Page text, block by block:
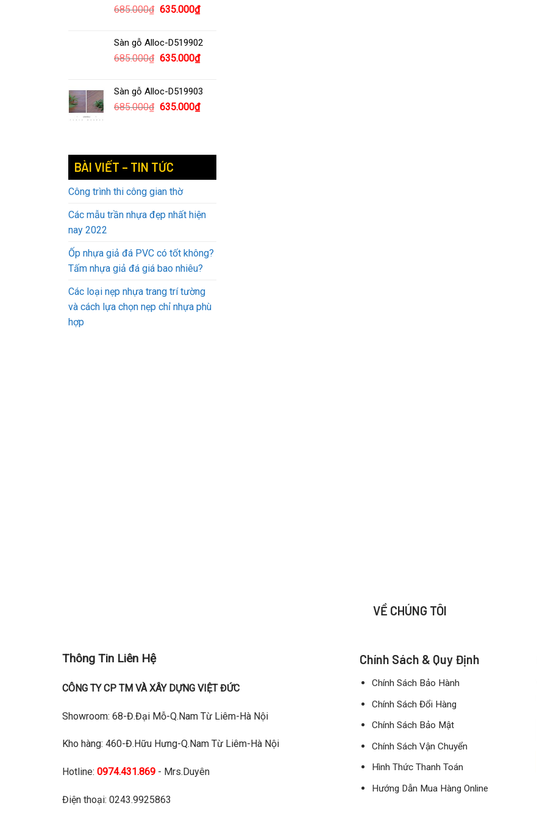
685.000₫ 635.000₫
Sàn gỗ Alloc-D519902
685.000₫ 635.000₫
Sàn gỗ Alloc-D519903
685.000₫ 635.000₫
BÀI VIẾT – TIN TỨC
Công trình thi công gian thờ
Các mẫu trần nhựa đẹp nhất hiện
nay 2022
Ốp nhựa giả đá PVC có tốt không?
Tấm nhựa giả đá giá bao nhiêu?
Các loại nẹp nhựa trang trí tường
và cách lựa chọn nẹp chỉ nhựa phù
hợp
VỀ CHÚNG TÔI
Thông Tin Liên Hệ
CÔNG TY CP TM VÀ XÂY DỰNG VIỆT ĐỨC
Showroom: 68-Đ.Đại Mỗ-Q.Nam Từ Liêm-Hà Nội
Kho hàng: 460-Đ.Hữu Hưng-Q.Nam Từ Liêm-Hà Nội
Hotline: 0974.431.869 - Mrs.Duyên
Điện thoại: 0243.9925863
Chính Sách & Quy Định
Chính Sách Bảo Hành
Chính Sách Đổi Hàng
Chính Sách Bảo Mật
Chính Sách Vận Chuyển
Hình Thức Thanh Toán
Hướng Dẫn Mua Hàng Online